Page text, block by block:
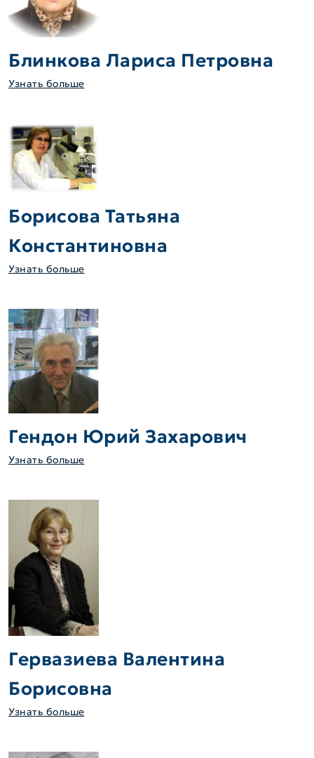
Блинкова Лариса Петровна
Узнать больше
Борисова Татьяна
Константиновна
Узнать больше
Гендон Юрий Захарович
Узнать больше
Гервазиева Валентина
Борисовна
Узнать больше